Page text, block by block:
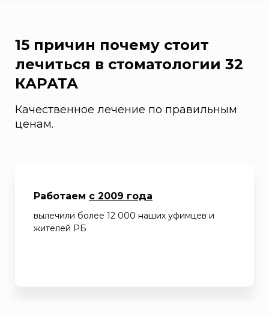
15 причин почему стоит
лечиться в стоматологии 32
КАРАТА
Качественное лечение по правильным
ценам.
Работаем с 2009 года
вылечили более 12 000 наших уфимцев и
жителей РБ